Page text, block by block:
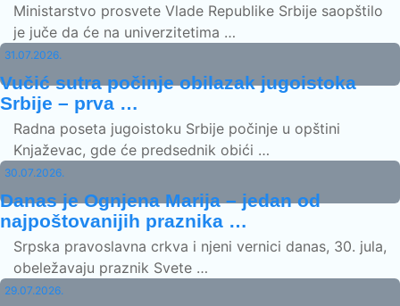
Ministarstvo prosvete Vlade Republike Srbije saopštilo
je juče da će na univerzitetima …
31.07.2026.
Vučić sutra počinje obilazak jugoistoka
Srbije – prva …
Radna poseta jugoistoku Srbije počinje u opštini
Knjaževac, gde će predsednik obići …
30.07.2026.
Danas je Ognjena Marija – jedan od
najpoštovanijih praznika …
Srpska pravoslavna crkva i njeni vernici danas, 30. jula,
obeležavaju praznik Svete …
29.07.2026.